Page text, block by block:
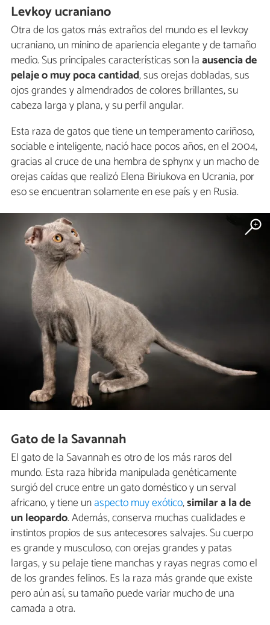
Levkoy ucraniano
Otra de los gatos más extraños del mundo es el levkoy
ucraniano, un minino de apariencia elegante y de tamaño
medio. Sus principales características son laausencia de
pelaje o muy poca cantidad, sus orejas dobladas, sus
ojos grandes y almendrados de colores brillantes, su
cabeza larga y plana, y su perfil angular.
Esta raza de gatos que tiene un temperamento cariñoso,
sociable e inteligente, nació hace pocos años, en el 2004,
gracias al cruce de una hembra de sphynx y un macho de
orejas caídas que realizó Elena Biriukova en Ucrania, por
eso se encuentran solamente en ese país y en Rusia.
Gato de la Savannah
El gato de la Savannah es otro de los más raros del
mundo. Esta raza híbrida manipulada genéticamente
surgió del cruce entre un gato doméstico y un serval
africano, y tiene unaspecto muy exótico,similar a la de
un leopardo. Además, conserva muchas cualidades e
instintos propios de sus antecesores salvajes. Su cuerpo
es grande y musculoso, con orejas grandes y patas
largas, y su pelaje tiene manchas y rayas negras como el
de los grandes felinos. Es la raza más grande que existe
pero aún así, su tamaño puede variar mucho de una
camada a otra.